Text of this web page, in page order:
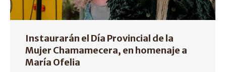
Instaurarán el Día Provincial de la
Mujer Chamamecera, en homenaje a
María Ofelia